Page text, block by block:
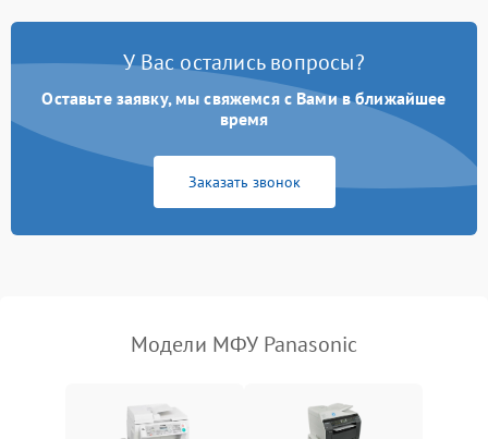
У Вас остались вопросы?
Оставьте заявку, мы свяжемся с Вами в ближайшее
время
Заказать звонок
Модели МФУ Panasonic